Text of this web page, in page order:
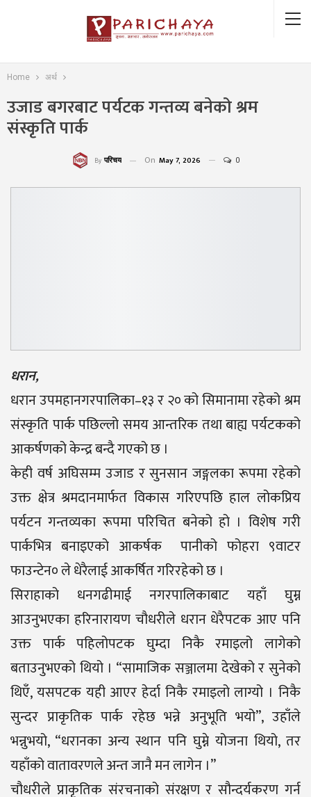
Home अर्थ
उजाड बगरबाट पर्यटक गन्तव्य बनेको श्रम
संस्कृति पार्क
By परिचय On May 7, 2026 0
धरान,
धरान उपमहानगरपालिका–१३ र २० को सिमानामा रहेको श्रम
संस्कृति पार्क पछिल्लो समय आन्तरिक तथा बाह्य पर्यटकको
आकर्षणको केन्द्र बन्दै गएको छ ।
केही वर्ष अघिसम्म उजाड र सुनसान जङ्गलका रूपमा रहेको
उक्त क्षेत्र श्रमदानमार्फत विकास गरिएपछि हाल लोकप्रिय
पर्यटन गन्तव्यका रूपमा परिचित बनेको हो । विशेष गरी
पार्कभित्र बनाइएको आकर्षक पानीको फोहरा ९वाटर
फाउन्टेन० ले धेरैलाई आकर्षित गरिरहेको छ ।
सिराहाको धनगढीमाई नगरपालिकाबाट यहाँ घुम्न
आउनुभएका हरिनारायण चौधरीले धरान धेरैपटक आए पनि
उक्त पार्क पहिलोपटक घुम्दा निकै रमाइलो लागेको
बताउनुभएको थियो । “सामाजिक सञ्जालमा देखेको र सुनेको
थिएँ, यसपटक यही आएर हेर्दा निकै रमाइलो लाग्यो । निकै
सुन्दर प्राकृतिक पार्क रहेछ भन्ने अनुभूति भयो”, उहाँले
भन्नुभयो, “धरानका अन्य स्थान पनि घुम्ने योजना थियो, तर
यहाँको वातावरणले अन्त जानै मन लागेन ।”
चौधरीले प्राकृतिक संरचनाको संरक्षण र सौन्दर्यकरण गर्न